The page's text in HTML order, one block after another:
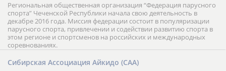
Региональная общественная организация “Федерация парусного
спорта” Чеченской Республики начала свою деятельность в
декабре 2016 года. Миссия федерации состоит в популяризации
парусного спорта, привлечении и содействии развитию спорта в
этом регионе и спортсменов на российских и международных
соревнованиях.
Сибирская Ассоциация Айкидо (САА)